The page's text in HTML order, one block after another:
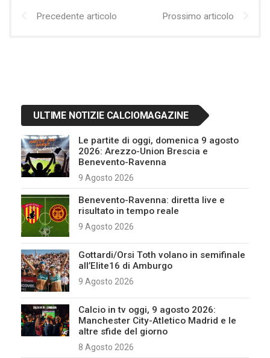
Precedente articolo Prossimo articolo
ULTIME NOTIZIE CALCIOMAGAZINE
Le partite di oggi, domenica 9 agosto
2026: Arezzo-Union Brescia e
Benevento-Ravenna
9 Agosto 2026
Benevento-Ravenna: diretta live e
risultato in tempo reale
9 Agosto 2026
Gottardi/Orsi Toth volano in semifinale
all’Elite16 di Amburgo
9 Agosto 2026
Calcio in tv oggi, 9 agosto 2026:
Manchester City-Atletico Madrid e le
altre sfide del giorno
8 Agosto 2026